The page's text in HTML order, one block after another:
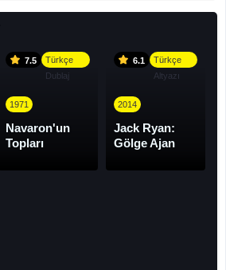
7.5
Türkçe
Dublaj
1971
Navaron'un
Topları
6.1
Türkçe
Altyazı
2014
Jack Ryan:
Gölge Ajan